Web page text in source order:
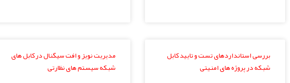
بررسی استانداردهای تست و تایید کابل
شبکه در پروژه های امنیتی
مدیریت نویز و افت سیگنال در کابل های
شبکه سیستم های نظارتی